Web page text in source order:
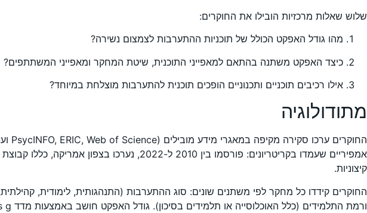
שלוש שאלות מרכזיות הובילו את החוקרים:
מהו גודל האפקט הכולל של תוכניות ההתערבות לצמצום נשירה?
כיצד האפקט משתנה בהתאם למאפייני התוכנית, שיטת המחקר ומאפייני המשתתפים?
אילו רכיבים תוכניים ותכנוניים הופכים תוכנית להתערבות מוצלחת במיוחד?
מתודולוגיה
קיצוניות.
החוקרים קידדו כל מחקר לפי משתנים שונים: סוג ההתערבות (התנהגותית, לימודית,